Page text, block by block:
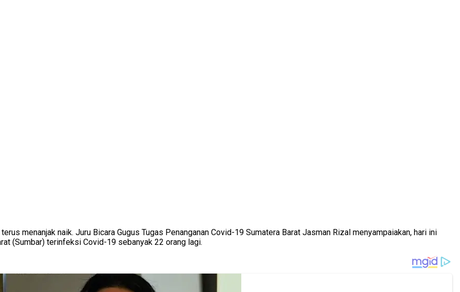
menanjak naik. Juru Bicara Gugus Tugas Penanganan Covid-19 Sumatera Barat Jasman Rizal menyampaiakan, hari ini
(Sumbar) terinfeksi Covid-19 sebanyak 22 orang lagi.